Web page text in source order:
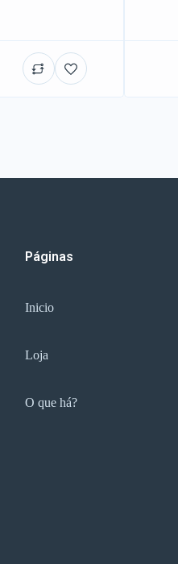
Páginas
Inicio
Loja
O que há?